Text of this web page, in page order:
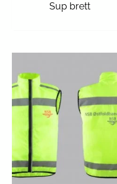
Sup brett